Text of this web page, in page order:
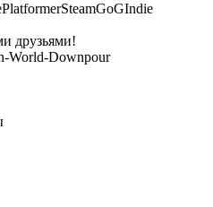
PlatformerSteamGoGIndie
друзьями!
World-Downpour